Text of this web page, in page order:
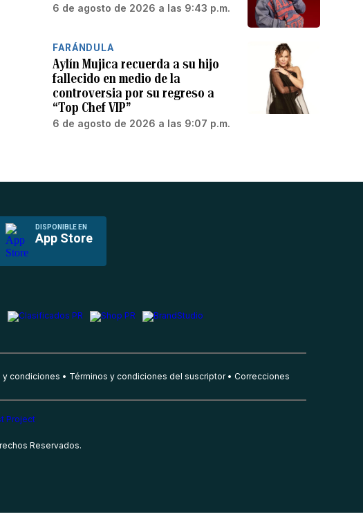
6 de agosto de 2026 a las 9:43 p.m.
FARÁNDULA
Aylín Mujica recuerda a su hijo
fallecido en medio de la
controversia por su regreso a
“Top Chef VIP”
6 de agosto de 2026 a las 9:07 p.m.
DISPONIBLE EN
App Store
y condiciones Términos y condiciones del suscriptor Correcciones
Reservados.